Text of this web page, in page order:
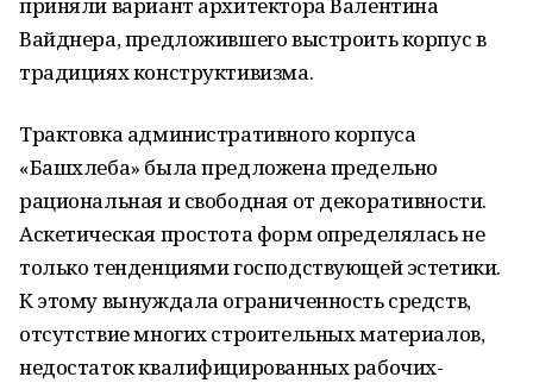
Вайднера, предложившего выстроить корпус в
традициях конструктивизма.
Трактовка административного корпуса
«Башхлеба» была предложена предельно
рациональная и свободная от декоративности.
Аскетическая простота форм определялась не
только тенденциями господствующей эстетики.
К этому вынуждала ограниченность средств,
отсутствие многих строительных материалов,
недостаток квалифицированных рабочих-